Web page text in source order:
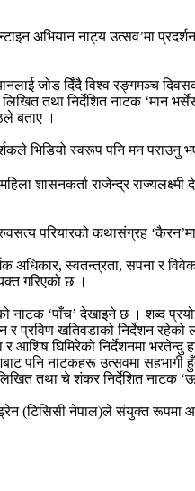
अभियान नाट्य उत्सव’मा
जोड दिँदै विश्व रङ्गमञ्च
लिखित तथा निर्देशित नाटक
बताए ।
भिडियो स्वरूप पनि मन पराउनु
शासनकर्ता राजेन्द्र
परियारको कथासंग्रह
अधिकार, स्वतन्त्रता, सपना र
गरिएको छ ।
नाटक ‘पाँच’ देखाइने छ । शब्द
प्रविण खतिवडाको निर्देशन रहेको
घिमिरेको निर्देशनमा भरतेन्दु
पनि नाटकहरू उत्सवमा
तथा चे शंकर निर्देशित
(टिसिसी नेपाल)ले संयुक्त